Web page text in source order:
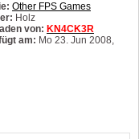
Other FPS Games
Holz
von: KN4CK3R
am: Mo 23. Jun 2008,